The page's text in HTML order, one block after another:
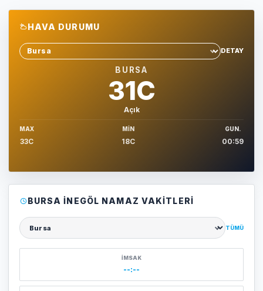
HAVA DURUMU
Sehir sec
DETAY
BURSA
31C
Açık
MAX
33C
MIN
18C
GUN.
00:59
BURSA İNEGÖL NAMAZ VAKITLERI
Şehir seçin
TÜMÜ
İMSAK
--:--